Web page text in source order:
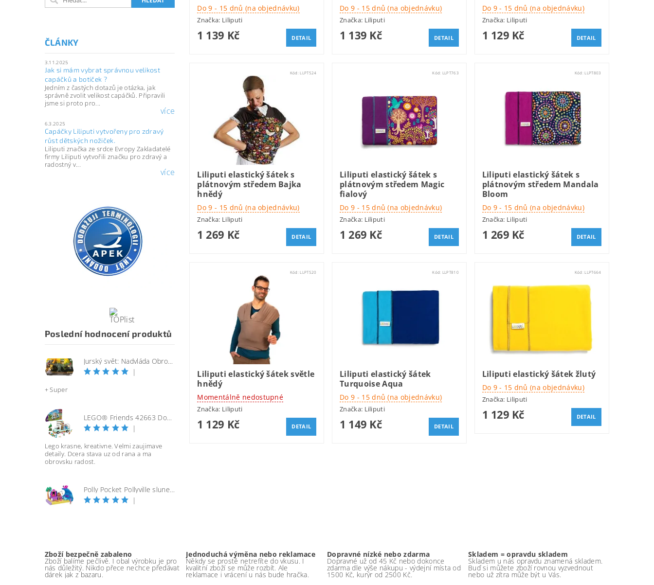
ČLÁNKY
3.11.2025
Jak si mám vybrat správnou velikost
capáčků a botiček ?
Jedním z častých dotazů je otázka, jak
správně zvolit velikost capáčků. Připravili
jsme si proto pro...
více
6.3.2025
Capáčky Liliputi vytvořeny pro zdravý
růst dětských nožiček.
Liliputi značka ze srdce Evropy Zakladatelé
firmy Liliputi vytvořili značku pro zdravý a
radostný v...
více
Poslední hodnocení produktů
Jurský svět: Nadvláda Obrovský útočící SINOTYRANNUS
|
+ Super
LEGO® Friends 42663 Dobrodružství s karavanem přátelství
|
Lego krasne, kreativne. Velmi zaujimave
detaily. Dcera stava uz od rana a ma
obrovsku radost.
Polly Pocket Pollyville slunečná pláž
|
Do 9 - 15 dnů (na objednávku)
Značka: Liliputi
1 139 Kč DETAIL
Do 9 - 15 dnů (na objednávku)
Značka: Liliputi
1 139 Kč DETAIL
Do 9 - 15 dnů (na objednávku)
Značka: Liliputi
1 129 Kč DETAIL
Kód:LLPT524
Liliputi elastický šátek s
plátnovým středem Bajka
hnědý
Do 9 - 15 dnů (na objednávku)
Značka: Liliputi
1 269 Kč DETAIL
Kód: LLPT763
Liliputi elastický šátek s
plátnovým středem Magic
fialový
Do 9 - 15 dnů (na objednávku)
Značka: Liliputi
1 269 Kč DETAIL
Kód:LLPT803
Liliputi elastický šátek s
plátnovým středem Mandala
Bloom
Do 9 - 15 dnů (na objednávku)
Značka: Liliputi
1 269 Kč DETAIL
Kód:LLPT520
Liliputi elastický šátek světle
hnědý
Momentálně nedostupné
Značka: Liliputi
1 129 Kč DETAIL
Kód: LLPT810
Liliputi elastický šátek
Turquoise Aqua
Do 9 - 15 dnů (na objednávku)
Značka: Liliputi
1 149 Kč DETAIL
Kód:LLPT664
Liliputi elastický šátek žlutý
Do 9 - 15 dnů (na objednávku)
Značka: Liliputi
1 129 Kč DETAIL
Zboží bezpečně zabaleno
Zboží balíme pečlivě. I obal výrobku je pro
nás důležitý. Nikdo přece nechce předávat
dárek jak z bazaru.
Jednoduchá výměna nebo reklamace
Někdy se prostě netrefíte do vkusu. I
kvalitní zboží se může rozbít. Ale
reklamace i vrácení u nás bude hračka.
Dopravné nízké nebo zdarma
Dopravné už od 45 Kč nebo dokonce
zdarma dle výše nákupu - výdejní místa od
1500 Kč, kurýr od 2500 Kč.
Skladem = opravdu skladem
Skladem u nás opravdu znamená skladem.
Buď si můžete zboží rovnou vyzvednout
nebo už zítra může být u Vás.